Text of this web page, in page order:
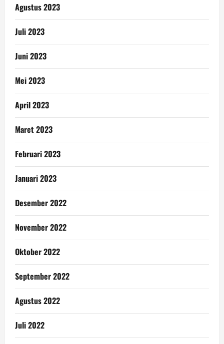
Agustus 2023
Juli 2023
Juni 2023
Mei 2023
April 2023
Maret 2023
Februari 2023
Januari 2023
Desember 2022
November 2022
Oktober 2022
September 2022
Agustus 2022
Juli 2022